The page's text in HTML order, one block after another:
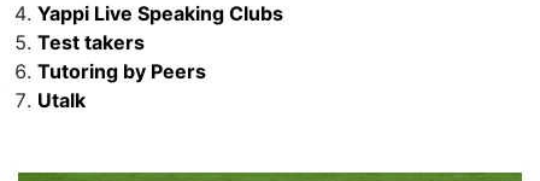
Yappi Live Speaking Clubs
Test takers
Tutoring by Peers
Utalk